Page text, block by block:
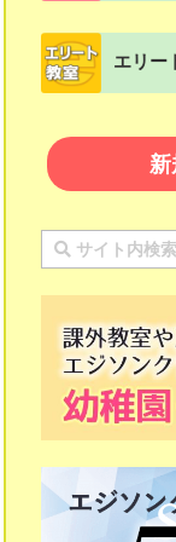
練習帳：文
スモールス
スモールス
リンカワード
つみき教
知恵の積み
多面体組
ザ・キュー
たんけん立
日本の歴史
うつしとり
さいころ
文法「こと
マスターシ
パズルマ
パズルマ
ピタゴラス
漢字マス
漢字マス
計算マス
計算マス
エリー
エリート
エリート教
新